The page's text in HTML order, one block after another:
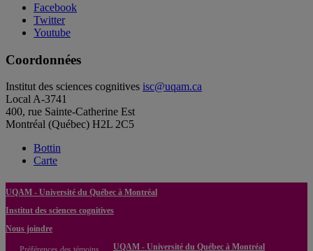
Facebook
Twitter
Youtube
Coordonnées
Institut des sciences cognitives isc@uqam.ca
Local A-3741
400, rue Sainte-Catherine Est
Montréal (Québec) H2L 2C5
Bottin
Carte
UQAM - Université du Québec à Montréal
Institut des sciences cognitives
Nous joindre
UQAM - Université du Québec à Montréal